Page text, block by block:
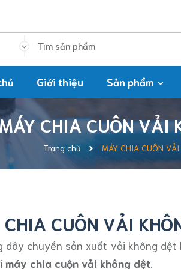
Giới thiệu Sản phẩm
CHIA CUÔN VẢI
Trang chủ MÁY CHIA CUÔN VẢI
CUÔN VẢI
dây chuyền sản xuất vải không
máy chia cuộn vải không dệt.